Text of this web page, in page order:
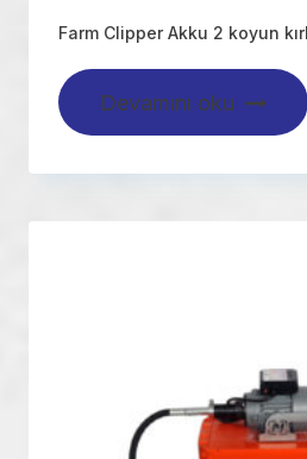
Farm Clipper Akku 2 koyun
Devamını oku